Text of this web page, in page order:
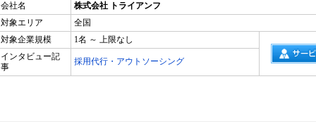
会社名
株式会社 トライアンフ
対象エリア
全国
対象企業規模
1名 ～ 上限なし
インタビュー記
事
採用代行・アウトソーシング